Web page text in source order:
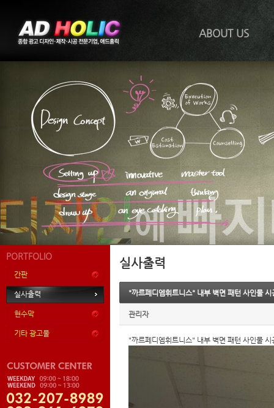
ABOUT US
PORTFOLIO
간판
실사출력
현수막
기타 광고물
실사출력
"까르페디엠휘트니스" 내부 벽면 패턴 사인물 시
관리자
"까르페디엠휘트니스" 내부 벽면 패턴 사인물 시